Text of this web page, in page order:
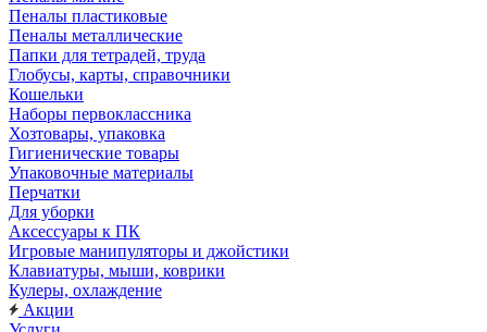
Пеналы пластиковые
Пеналы металлические
Папки для тетрадей, труда
Глобусы, карты, справочники
Кошельки
Наборы первоклассника
Хозтовары, упаковка
Гигиенические товары
Упаковочные материалы
Перчатки
Для уборки
Аксессуары к ПК
Игровые манипуляторы и джойстики
Клавиатуры, мыши, коврики
Кулеры, охлаждение
Акции